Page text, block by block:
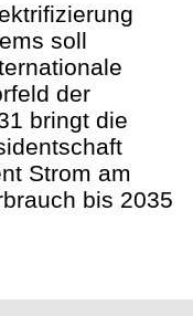
soll
der
bringt die
Strom am
bis 2035